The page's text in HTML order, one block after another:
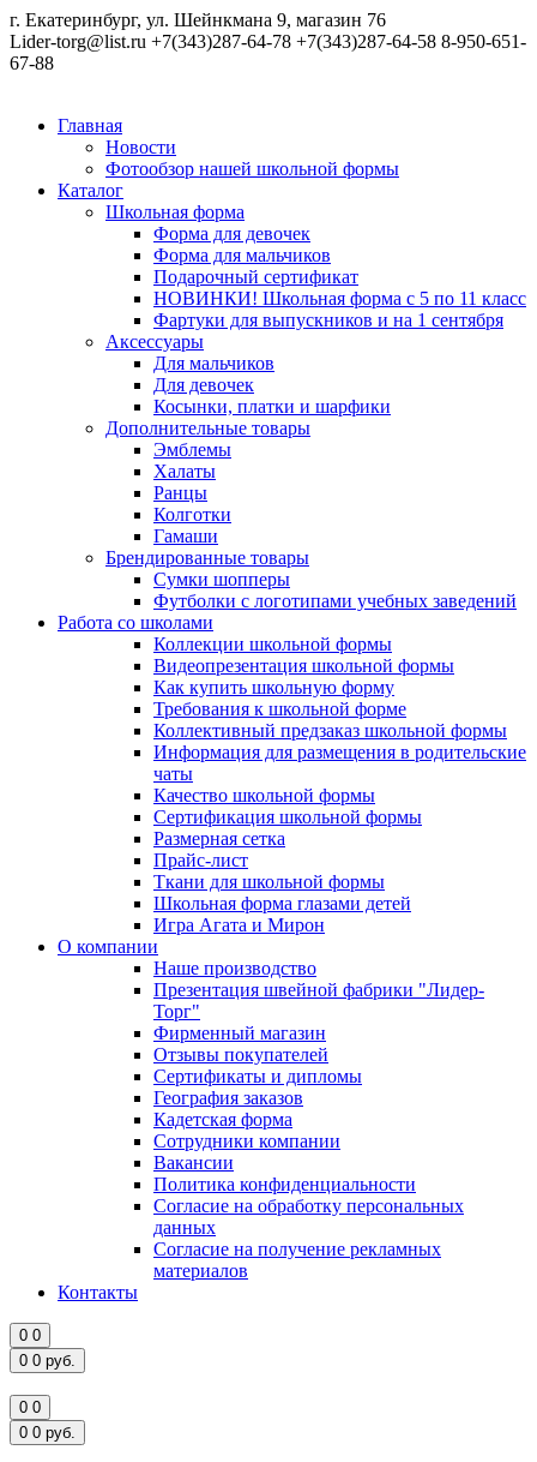
г. Екатеринбург, ул. Шейнкмана 9, магазин 76
Lider-torg@list.ru +7(343)287-64-78 +7(343)287-64-58 8-950-651-
67-88
Главная
Новости
Фотообзор нашей школьной формы
Каталог
Школьная форма
Форма для девочек
Форма для мальчиков
Подарочный сертификат
НОВИНКИ! Школьная форма с 5 по 11 класс
Фартуки для выпускников и на 1 сентября
Аксессуары
Для мальчиков
Для девочек
Косынки, платки и шарфики
Дополнительные товары
Эмблемы
Халаты
Ранцы
Колготки
Гамаши
Брендированные товары
Сумки шопперы
Футболки с логотипами учебных заведений
Работа со школами
Коллекции школьной формы
Видеопрезентация школьной формы
Как купить школьную форму
Требования к школьной форме
Коллективный предзаказ школьной формы
Информация для размещения в родительские
чаты
Качество школьной формы
Сертификация школьной формы
Размерная сетка
Прайс-лист
Ткани для школьной формы
Школьная форма глазами детей
Игра Агата и Мирон
О компании
Наше производство
Презентация швейной фабрики "Лидер-
Торг"
Фирменный магазин
Отзывы покупателей
Сертификаты и дипломы
География заказов
Кадетская форма
Сотрудники компании
Вакансии
Политика конфиденциальности
Согласие на обработку персональных
данных
Согласие на получение рекламных
материалов
Контакты
0 0
0 0 руб.
0 0
0 0 руб.